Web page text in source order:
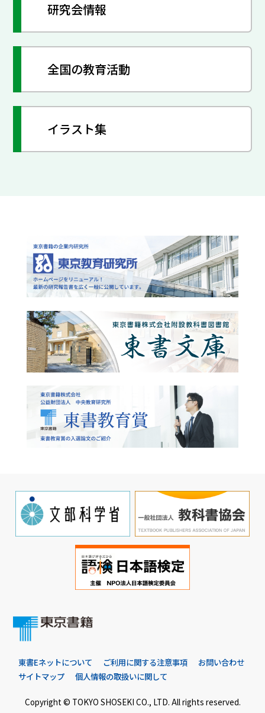
研究会情報
全国の教育活動
イラスト集
東書Eネットについて ご利用に関する注意事項
お問い合わせ
サイトマップ
個人情報の取扱いに関して
Copyright © TOKYO SHOSEKI CO., LTD. All rights reserved.